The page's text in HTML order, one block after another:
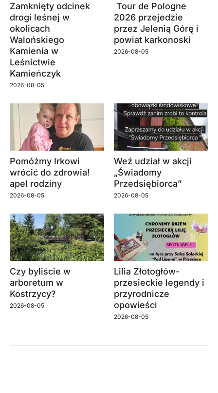
Zamknięty odcinek
drogi leśnej w
okolicach
Walońskiego
Kamienia w
Leśnictwie
Kamieńczyk
2026-08-05
Tour de Pologne
2026 przejedzie
przez Jelenią Górę i
powiat karkonoski
2026-08-05
Pomóżmy Irkowi
wrócić do zdrowia!
apel rodziny
2026-08-05
Weź udział w akcji
„Świadomy
Przedsiębiorca”
2026-08-05
Czy byliście w
arboretum w
Kostrzycy?
2026-08-05
Lilia Złotogłów-
przesieckie legendy i
przyrodnicze
opowieści
2026-08-05